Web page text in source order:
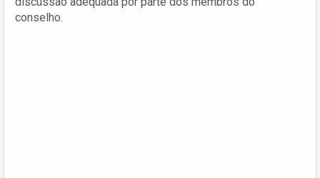
conselho.